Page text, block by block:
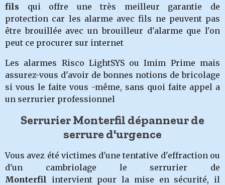
fils qui offre une très meilleur garantie de
protection car les alarme avec fils ne peuvent pas
être brouillée avec un brouilleur d'alarme que l'on
peut ce procurer sur internet
Les alarmes Risco LightSYS ou Imim Prime mais
assurez-vous d'avoir de bonnes notions de bricolage
si vous le faite vous -même, sans quoi faite appel a
un serrurier professionnel
Serrurier Monterfil dépanneur de
serrure d'urgence
Vous avez été victimes d'une tentative d'effraction ou
d'un cambriolage le serrurier de
Monterfil intervient pour la mise en sécurité, il